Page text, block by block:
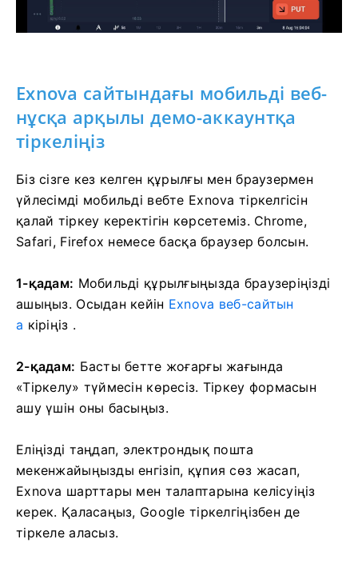
Exnova сайтындағы мобильді веб-
нұсқа арқылы демо-аккаунтқа
тіркеліңіз
Біз сізге кез келген құрылғы мен браузермен
үйлесімді мобильді вебте Exnova тіркелгісін
қалай тіркеу керектігін көрсетеміз. Chrome,
Safari, Firefox немесе басқа браузер болсын.
1-қадам: Мобильді құрылғыңызда браузеріңізді
ашыңыз. Осыдан кейін Exnova веб-сайтын
а кіріңіз .
2-қадам: Басты бетте жоғарғы жағында
«Тіркелу» түймесін көресіз. Тіркеу формасын
ашу үшін оны басыңыз.
Еліңізді таңдап, электрондық пошта
мекенжайыңызды енгізіп, құпия сөз жасап,
Exnova шарттары мен талаптарына келісуіңіз
керек. Қаласаңыз, Google тіркелгіңізбен де
тіркеле аласыз.